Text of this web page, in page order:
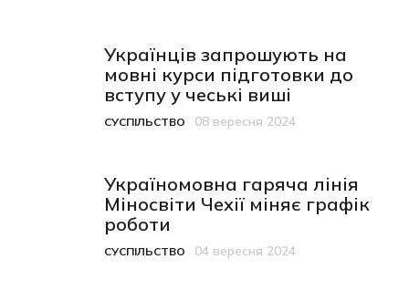
Українців запрошують на
мовні курси підготовки до
вступу у чеські виші
Категорія
СУСПІЛЬСТВО
Дата публікації08 вересня 2024
Україномовна гаряча лінія
Міносвіти Чехії міняє графік
роботи
Категорія
СУСПІЛЬСТВО
Дата публікації04 вересня 2024